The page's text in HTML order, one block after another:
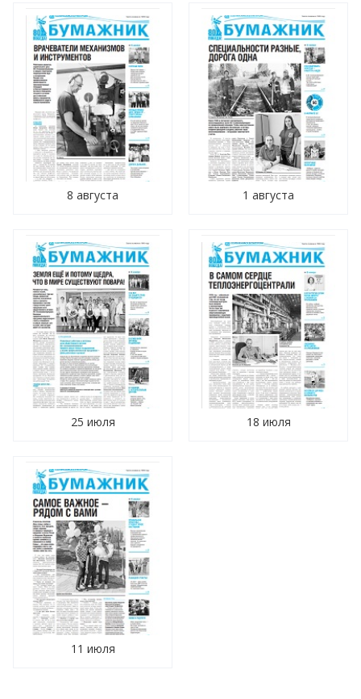
8 августа 1 августа
25 июля 18 июля
11 июля